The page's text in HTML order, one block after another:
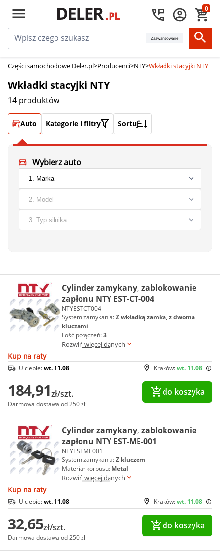
0
Zaawansowane
Części samochodowe Deler.pl>Producenci>NTY>Wkładki stacyjki NTY
Wkładki stacyjki NTY
14 produktów
Auto Kategorie i filtry Sortuj
Wybierz auto
Cylinder zamykany, zablokowanie
zapłonu NTY EST-CT-004
NTYESTCT004
System zamykania:Z wkładką zamka, z dwoma
kluczami
Ilość połączeń:3
Rozwiń więcej danych
Kup na raty
Kraków:wt. 11.08
U ciebie:wt. 11.08
184,91zł/szt.
Darmowa dostawa od 250 zł
do koszyka
Cylinder zamykany, zablokowanie
zapłonu NTY EST-ME-001
NTYESTME001
System zamykania:Z kluczem
Materiał korpusu: Metal
Rozwiń więcej danych
Kup na raty
Kraków:wt. 11.08
U ciebie:wt. 11.08
32,65zł/szt.
Darmowa dostawa od 250 zł
do koszyka